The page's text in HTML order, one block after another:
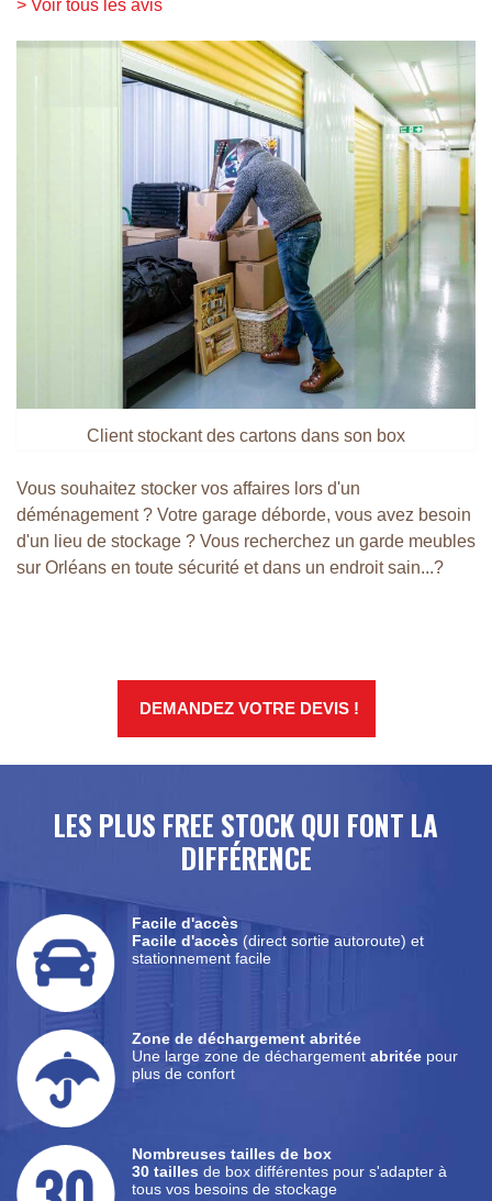
> Voir tous les avis
Client stockant des cartons dans son box
Vous souhaitez stocker vos affaires lors d'un
déménagement ? Votre garage déborde, vous avez besoin
d'un lieu de stockage ? Vous recherchez un garde meubles
sur Orléans en toute sécurité et dans un endroit sain...?
DEMANDEZ VOTRE DEVIS !
LES PLUS FREE STOCK QUI FONT LA
DIFFÉRENCE
Facile d'accès
Facile d'accès (direct sortie autoroute) et
stationnement facile
Zone de déchargement abritée
Une large zone de déchargement abritéepour
plus de confort
Nombreuses tailles de box
30 taillesde box différentes pour s'adapter à
tous vos besoins de stockage